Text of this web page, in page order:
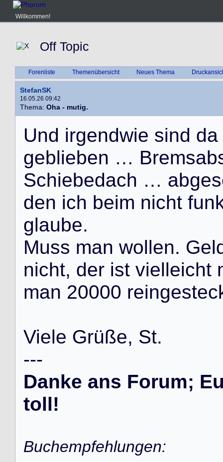
Willkommen!
Off Topic
Forenliste Themenübersicht Neues Thema
StefanSK
16.05.26 09:42
Thema: Oha - mutig.
Und irgendwie sind da
geblieben … Bremsab
Schiebedach … abges
den ich beim nicht fun
glaube.
Muss man wollen. Gel
nicht, der ist vielleicht
man 20000 reingestec
Viele Grüße, St.
---
Danke ans Forum;
toll!
Buchempfehlungen: